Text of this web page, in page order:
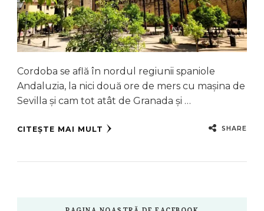
Cordoba se află în nordul regiunii spaniole
Andaluzia, la nici două ore de mers cu mașina de
Sevilla și cam tot atât de Granada și …
CITEȘTE MAI MULT SHARE